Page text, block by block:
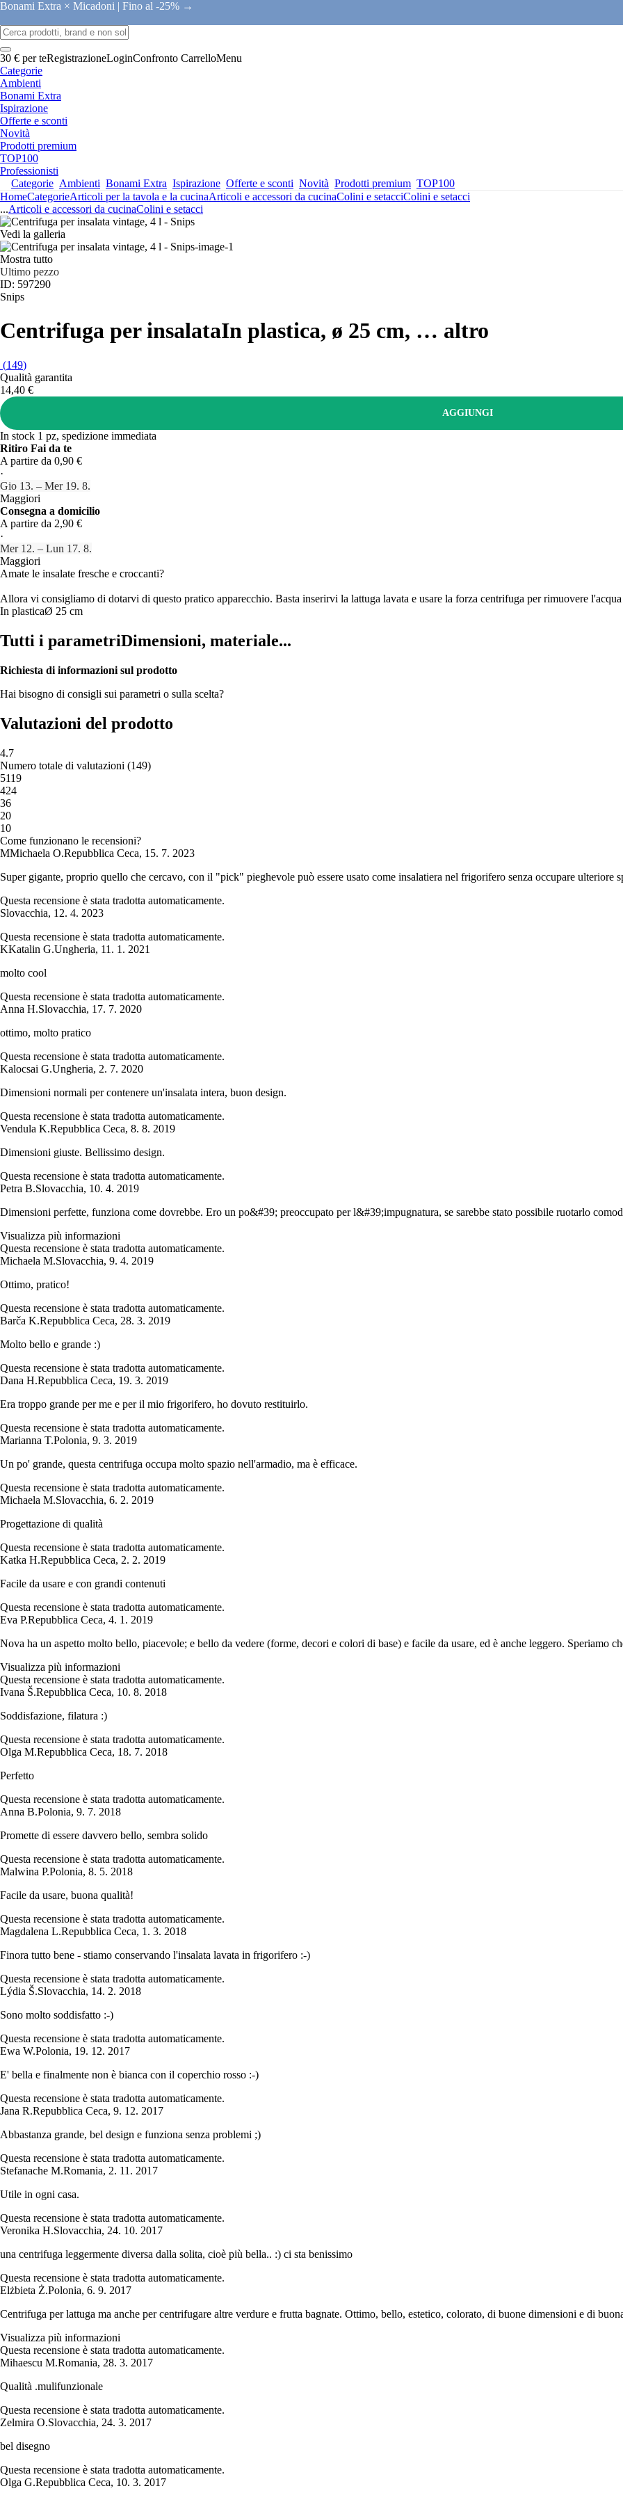
Bonami Extra × Micadoni | Fino al -25% →
30 € per teRegistrazioneLoginConfronto CarrelloMenu
Categorie
Ambienti
Bonami Extra
Ispirazione
Offerte e sconti
Novità
Prodotti premium
TOP100
Professionisti
Categorie Ambienti Bonami Extra Ispirazione Offerte e sconti Novità Prodotti premium TOP100
HomeCategorieArticoli per la tavola e la cucinaArticoli e accessori da cucinaColini e setacciColini e setacci
...Articoli e accessori da cucinaColini e setacci
Vedi la galleria
Mostra tutto
Ultimo pezzo
ID: 597290
Snips
Centrifuga per insalataIn plastica, ø 25 cm, … altro
(149)
Qualità garantita
14,40 €
AGGIUNGI
In stock 1 pz, spedizione immediata
Ritiro Fai da te
A partire da 0,90 €
·
Gio 13. – Mer 19. 8.
Maggiori
Consegna a domicilio
A partire da 2,90 €
·
Mer 12. – Lun 17. 8.
Maggiori
Amate le insalate fresche e croccanti?
Allora vi consigliamo di dotarvi di questo pratico apparecchio. Basta inserirvi la lattuga lavata e usare la forza centrifuga per rimuovere l'acqua
In plasticaØ 25 cm
Tutti i parametriDimensioni, materiale...
Richiesta di informazioni sul prodotto
Hai bisogno di consigli sui parametri o sulla scelta?
Valutazioni del prodotto
4.7
Numero totale di valutazioni (149)
5119
424
36
20
10
Come funzionano le recensioni?
MMichaela O.Repubblica Ceca, 15. 7. 2023
Super gigante, proprio quello che cercavo, con il "pick" pieghevole può essere usato come insalatiera nel frigorifero senza occupare ulteriore
Questa recensione è stata tradotta automaticamente.
Slovacchia, 12. 4. 2023
Questa recensione è stata tradotta automaticamente.
KKatalin G.Ungheria, 11. 1. 2021
molto cool
Questa recensione è stata tradotta automaticamente.
Anna H.Slovacchia, 17. 7. 2020
ottimo, molto pratico
Questa recensione è stata tradotta automaticamente.
Kalocsai G.Ungheria, 2. 7. 2020
Dimensioni normali per contenere un'insalata intera, buon design.
Questa recensione è stata tradotta automaticamente.
Vendula K.Repubblica Ceca, 8. 8. 2019
Dimensioni giuste. Bellissimo design.
Questa recensione è stata tradotta automaticamente.
Petra B.Slovacchia, 10. 4. 2019
Dimensioni perfette, funziona come dovrebbe. Ero un po&#39; preoccupato per l&#39;impugnatura, se sarebbe stato possibile ruotarlo
Visualizza più informazioni
Questa recensione è stata tradotta automaticamente.
Michaela M.Slovacchia, 9. 4. 2019
Ottimo, pratico!
Questa recensione è stata tradotta automaticamente.
Barča K.Repubblica Ceca, 28. 3. 2019
Molto bello e grande :)
Questa recensione è stata tradotta automaticamente.
Dana H.Repubblica Ceca, 19. 3. 2019
Era troppo grande per me e per il mio frigorifero, ho dovuto restituirlo.
Questa recensione è stata tradotta automaticamente.
Marianna T.Polonia, 9. 3. 2019
Un po' grande, questa centrifuga occupa molto spazio nell'armadio, ma è efficace.
Questa recensione è stata tradotta automaticamente.
Michaela M.Slovacchia, 6. 2. 2019
Progettazione di qualità
Questa recensione è stata tradotta automaticamente.
Katka H.Repubblica Ceca, 2. 2. 2019
Facile da usare e con grandi contenuti
Questa recensione è stata tradotta automaticamente.
Eva P.Repubblica Ceca, 4. 1. 2019
Nova ha un aspetto molto bello, piacevole; e bello da vedere (forme, decori e colori di base) e facile da usare, ed è anche leggero. Speriamo
Visualizza più informazioni
Questa recensione è stata tradotta automaticamente.
Ivana Š.Repubblica Ceca, 10. 8. 2018
Soddisfazione, filatura :)
Questa recensione è stata tradotta automaticamente.
Olga M.Repubblica Ceca, 18. 7. 2018
Perfetto
Questa recensione è stata tradotta automaticamente.
Anna B.Polonia, 9. 7. 2018
Promette di essere davvero bello, sembra solido
Questa recensione è stata tradotta automaticamente.
Malwina P.Polonia, 8. 5. 2018
Facile da usare, buona qualità!
Questa recensione è stata tradotta automaticamente.
Magdalena L.Repubblica Ceca, 1. 3. 2018
Finora tutto bene - stiamo conservando l'insalata lavata in frigorifero :-)
Questa recensione è stata tradotta automaticamente.
Lýdia Š.Slovacchia, 14. 2. 2018
Sono molto soddisfatto :-)
Questa recensione è stata tradotta automaticamente.
Ewa W.Polonia, 19. 12. 2017
E' bella e finalmente non è bianca con il coperchio rosso :-)
Questa recensione è stata tradotta automaticamente.
Jana R.Repubblica Ceca, 9. 12. 2017
Abbastanza grande, bel design e funziona senza problemi ;)
Questa recensione è stata tradotta automaticamente.
Stefanache M.Romania, 2. 11. 2017
Utile in ogni casa.
Questa recensione è stata tradotta automaticamente.
Veronika H.Slovacchia, 24. 10. 2017
una centrifuga leggermente diversa dalla solita, cioè più bella.. :) ci sta benissimo
Questa recensione è stata tradotta automaticamente.
Elżbieta Ż.Polonia, 6. 9. 2017
Centrifuga per lattuga ma anche per centrifugare altre verdure e frutta bagnate. Ottimo, bello, estetico, colorato, di buone dimensioni e di
Visualizza più informazioni
Questa recensione è stata tradotta automaticamente.
Mihaescu M.Romania, 28. 3. 2017
Qualità .mulifunzionale
Questa recensione è stata tradotta automaticamente.
Zelmira O.Slovacchia, 24. 3. 2017
bel disegno
Questa recensione è stata tradotta automaticamente.
Olga G.Repubblica Ceca, 10. 3. 2017